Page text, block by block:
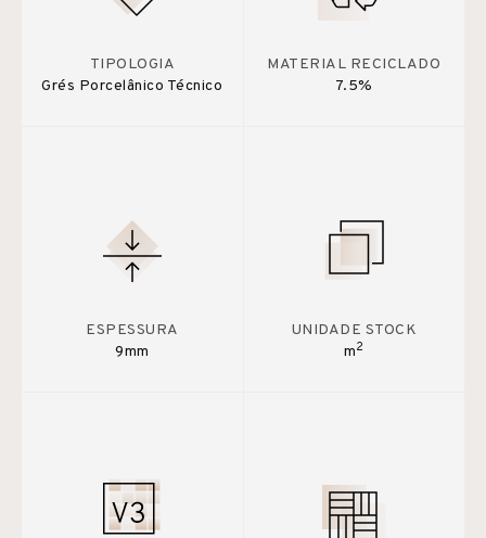
TIPOLOGIA
Grés Porcelânico Técnico
MATERIAL RECICLADO
7.5%
ESPESSURA
9mm
UNIDADE STOCK
m2